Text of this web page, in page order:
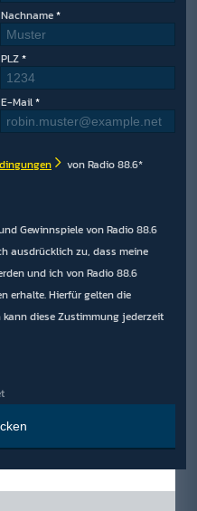
Nachname
PLZ
E-Mail
von Radio 88.6*
Gewinnspiele von Radio 88.6
ausdrücklich zu, dass meine
und ich von Radio 88.6
erhalte. Hierfür gelten die
kann diese Zustimmung jederzeit